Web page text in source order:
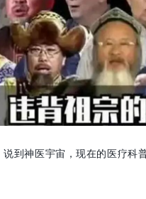
说到神医宇宙，现在的医疗科